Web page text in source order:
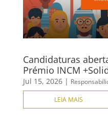
Candidaturas
Prémio INCM
Jul 15, 2026|
LEIA MAIS